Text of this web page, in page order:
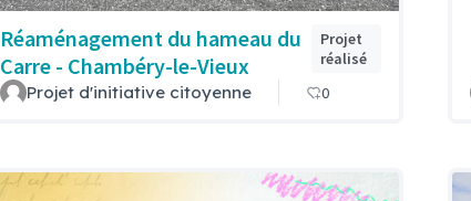
Réaménagement du hameau du
Carre - Chambéry-le-Vieux
Projet
réalisé
Projet d'initiative citoyenne 0